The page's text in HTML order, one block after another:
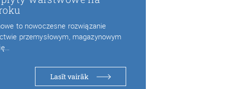
to nowoczesne rozwiązanie
przemysłowym, magazynowym
Lasīt vairāk